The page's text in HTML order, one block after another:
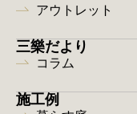
アウトレット
三樂だより
コラム
施工例